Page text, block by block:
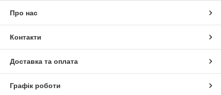
Про нас
Контакти
Доставка та оплата
Графік роботи